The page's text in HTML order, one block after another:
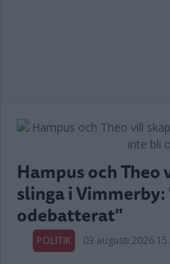
Hampus och Theo
slinga i
odebatterat"
POLITIK 03 augusti 2026